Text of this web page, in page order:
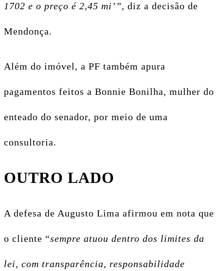
1702 e o preço é 2,45 mi’”, diz a decisão de
Mendonça.
Além do imóvel, a PF também apura
pagamentos feitos a Bonnie Bonilha, mulher do
enteado do senador, por meio de uma
consultoria.
OUTRO LADO
A defesa de Augusto Lima afirmou em nota que
o cliente “sempre atuou dentro dos limites da
lei, com transparência, responsabilidade